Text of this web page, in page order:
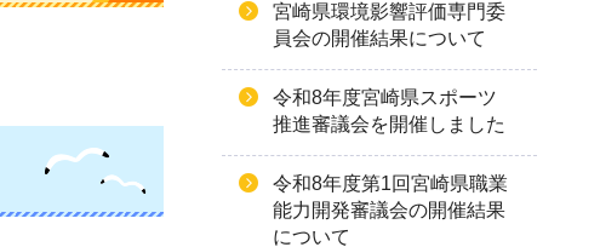
宮崎県環境影響評価専門委
員会の開催結果について
令和8年度宮崎県スポーツ
推進審議会を開催しました
令和8年度第1回宮崎県職業
能力開発審議会の開催結果
について